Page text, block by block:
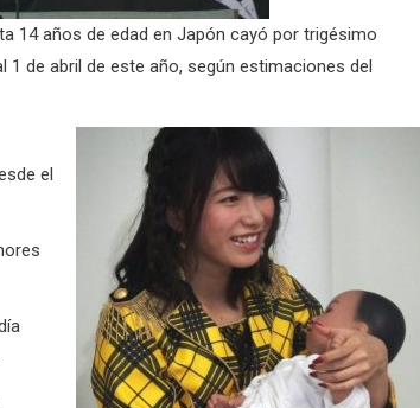
14 años de edad en Japón cayó por trigésimo
de abril de este año, según estimaciones del
el